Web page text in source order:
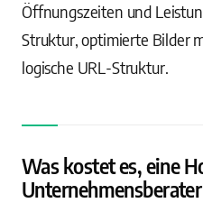
Öffnungszeiten und
Struktur, optimierte Bilder
logische URL-Struktur.
Was kostet es, eine